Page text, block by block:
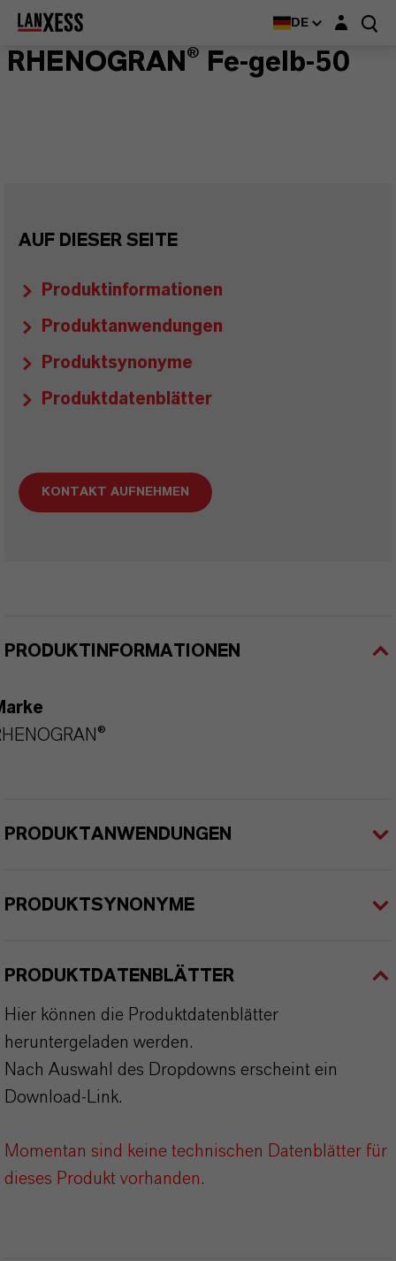
DE Login-Maske
RHENOGRAN® Fe-gelb-50
AUF DIESER SEITE
Produktinformationen
Produktanwendungen
Produktsynonyme
Produktdatenblätter
KONTAKT AUFNEHMEN
PRODUKTINFORMATIONEN
PRODUKTANWENDUNGEN
PRODUKTSYNONYME
PRODUKTDATENBLÄTTER
Hier können die Produktdatenblätter
heruntergeladen werden.
Nach Auswahl des Dropdowns erscheint ein
Download-Link.
Momentan sind keine technischen Datenblätter für
dieses Produkt vorhanden.